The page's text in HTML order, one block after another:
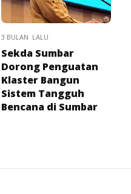
3 BULAN LALU
Sekda Sumbar
Dorong Penguatan
Klaster Bangun
Sistem Tangguh
Bencana di Sumbar